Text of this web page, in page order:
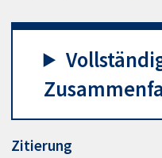
Zitierung